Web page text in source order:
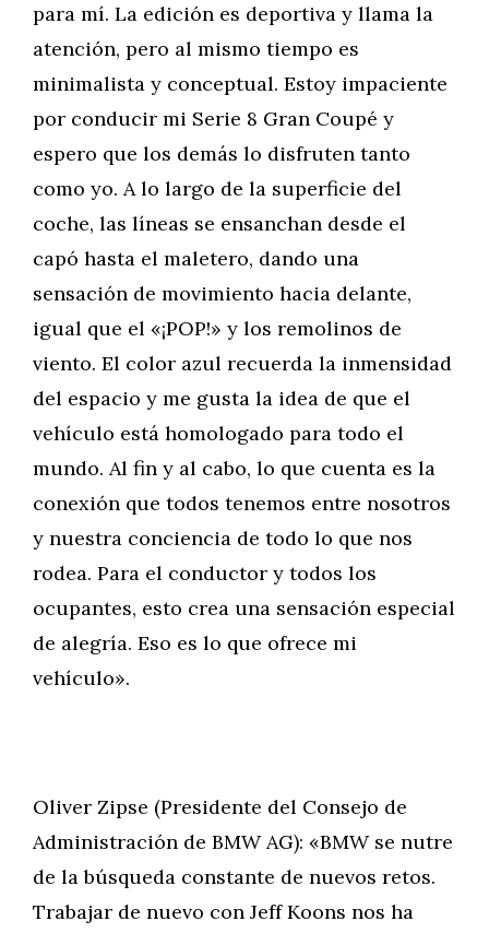
para mí. La edición es deportiva y llama la
atención, pero al mismo tiempo es
minimalista y conceptual. Estoy impaciente
por conducir mi Serie 8 Gran Coupé y
espero que los demás lo disfruten tanto
como yo. A lo largo de la superficie del
coche, las líneas se ensanchan desde el
capó hasta el maletero, dando una
sensación de movimiento hacia delante,
igual que el «¡POP!» y los remolinos de
viento. El color azul recuerda la inmensidad
del espacio y me gusta la idea de que el
vehículo está homologado para todo el
mundo. Al fin y al cabo, lo que cuenta es la
conexión que todos tenemos entre nosotros
y nuestra conciencia de todo lo que nos
rodea. Para el conductor y todos los
ocupantes, esto crea una sensación especial
de alegría. Eso es lo que ofrece mi
vehículo».
Oliver Zipse (Presidente del Consejo de
Administración de BMW AG): «BMW se nutre
de la búsqueda constante de nuevos retos.
Trabajar de nuevo con Jeff Koons nos ha